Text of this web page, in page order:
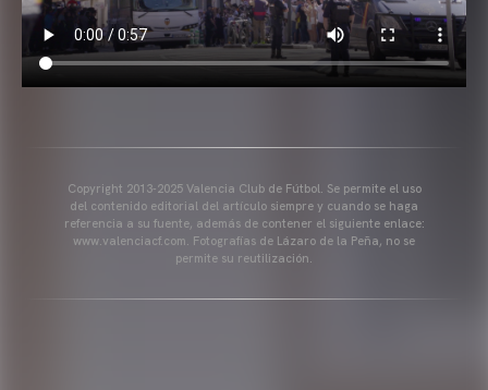
Copyright 2013-2025 Valencia Club de Fútbol. Se permite el uso
del contenido editorial del artículo siempre y cuando se haga
referencia a su fuente, además de contener el siguiente enlace:
www.valenciacf.com. Fotografías de Lázaro de la Peña, no se
permite su reutilización.